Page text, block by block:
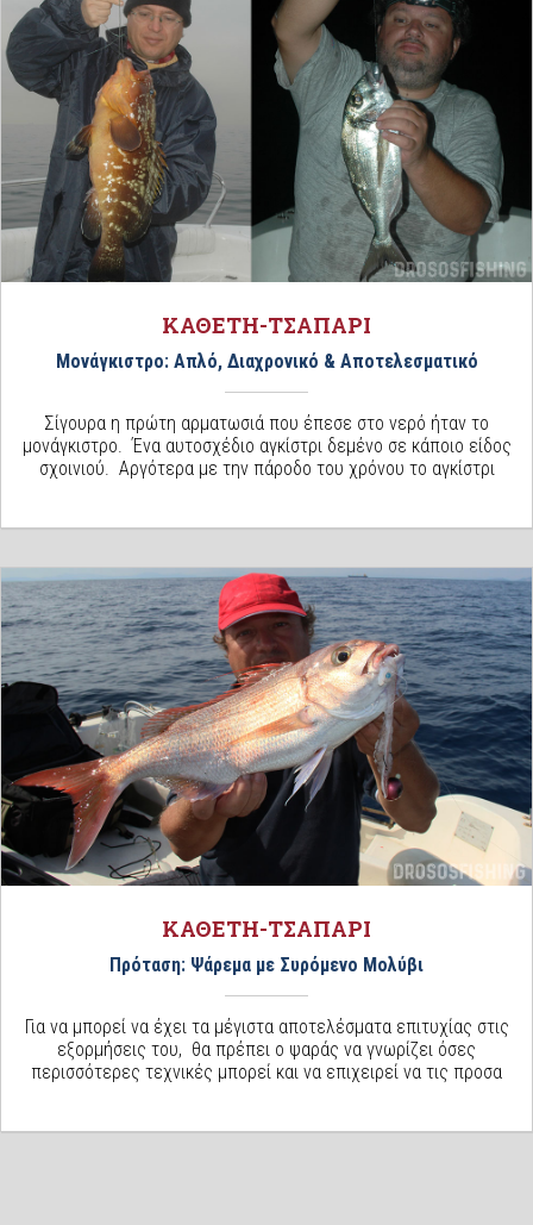
ΚΑΘΕΤΗ-ΤΣΑΠΑΡΙ
Μονάγκιστρο: Απλό, Διαχρονικό & Αποτελεσματικό
Σίγουρα η πρώτη αρματωσιά που έπεσε στο νερό ήταν το
μονάγκιστρο. Ένα αυτοσχέδιο αγκίστρι δεμένο σε κάποιο είδος
σχοινιού. Αργότερα με την πάροδο του χρόνου το αγκίστρι
ΚΑΘΕΤΗ-ΤΣΑΠΑΡΙ
Πρόταση: Ψάρεμα με Συρόμενο Μολύβι
Για να μπορεί να έχει τα μέγιστα αποτελέσματα επιτυχίας στις
εξορμήσεις του, θα πρέπει ο ψαράς να γνωρίζει όσες
περισσότερες τεχνικές μπορεί και να επιχειρεί να τις προσα